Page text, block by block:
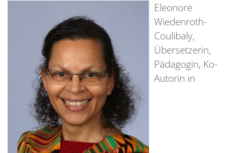
Eleonore
Wiedenroth-
Coulibaly,
Übersetzerin,
Pädagogin, Ko-
Autorin in